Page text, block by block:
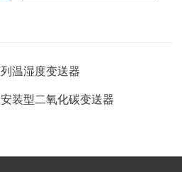
温湿度变送器
装型二氧化碳变送器